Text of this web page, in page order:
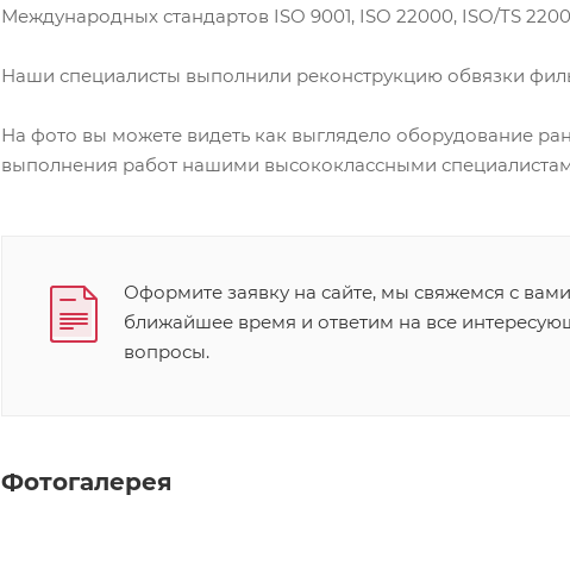
Международных стандартов ISO 9001, ISO 22000, ISO/TS
Наши специалисты выполнили реконструкцию обвязки
На фото вы можете видеть как выглядело оборудование
выполнения работ нашими высококлассными
Оформите заявку на сайте, мы свяжемся с
ближайшее время и ответим на все
вопросы.
Фотогалерея